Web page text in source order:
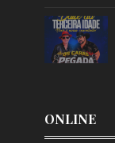
ONLINE